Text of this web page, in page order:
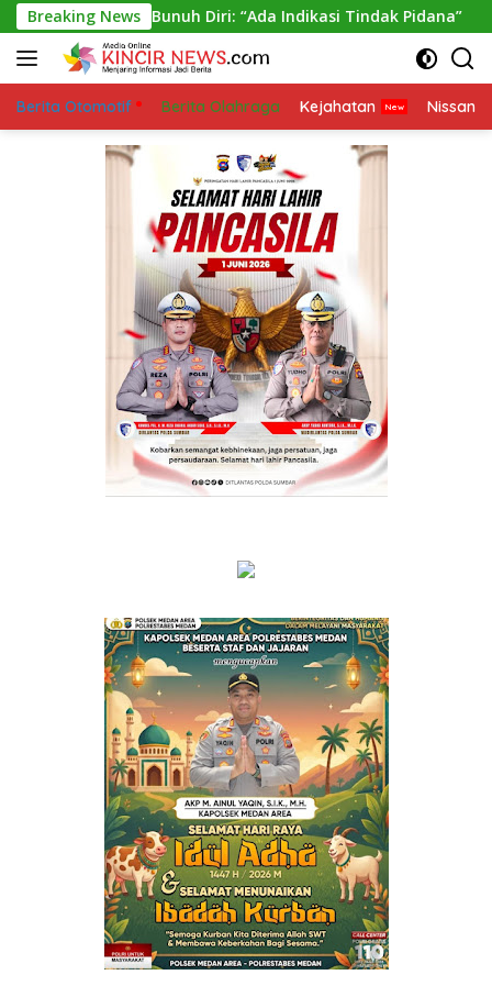
Skip
to
content
Breaking News
Bunuh Diri: “Ada Indikasi Tindak Pidana”
Berita Otomotif Berita Olahraga Kejahatan Nissan